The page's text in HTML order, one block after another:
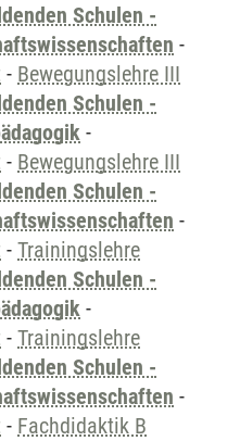
Schulen -
-
- Bewegungslehre III
Schulen -
-
- Bewegungslehre III
Schulen -
-
- Trainingslehre
Schulen -
-
- Trainingslehre
Schulen -
-
- Fachdidaktik B